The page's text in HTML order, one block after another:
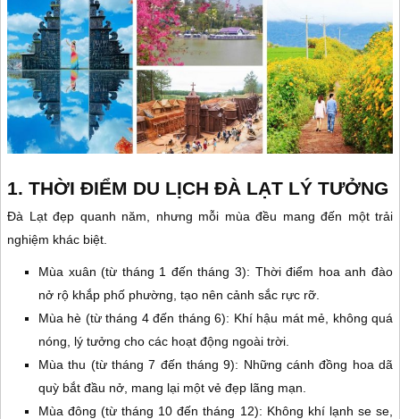
1. THỜI ĐIỂM DU LỊCH ĐÀ LẠT LÝ TƯỞNG
Đà Lạt đẹp quanh năm, nhưng mỗi mùa đều mang đến một trải
nghiệm khác biệt.
Mùa xuân (từ tháng 1 đến tháng 3): Thời điểm hoa anh đào
nở rộ khắp phố phường, tạo nên cảnh sắc rực rỡ.
Mùa hè (từ tháng 4 đến tháng 6): Khí hậu mát mẻ, không quá
nóng, lý tưởng cho các hoạt động ngoài trời.
Mùa thu (từ tháng 7 đến tháng 9): Những cánh đồng hoa dã
quỳ bắt đầu nở, mang lại một vẻ đẹp lãng mạn.
Mùa đông (từ tháng 10 đến tháng 12): Không khí lạnh se se,